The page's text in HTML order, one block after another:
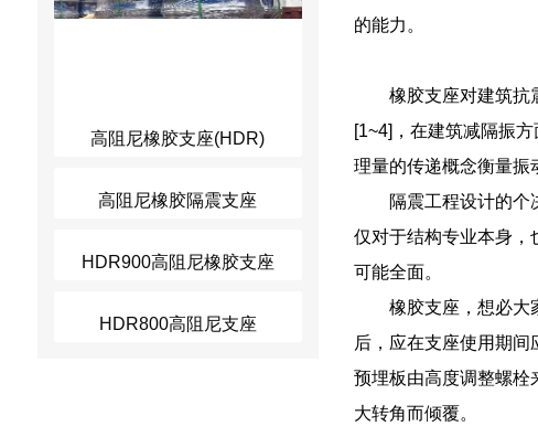
高阻尼橡胶支座(HDR)
高阻尼橡胶隔震支座
HDR900高阻尼橡胶支座
HDR800高阻尼支座
的能力。
橡胶支座对建筑抗
[1~4]，在建筑减隔振
理量的传递概念衡量振
隔震工程设计的
仅对于结构专业本身，
可能全面。
橡胶支座，想必大
后，应在支座使用期
预埋板由高度调整螺栓
大转角而倾覆。